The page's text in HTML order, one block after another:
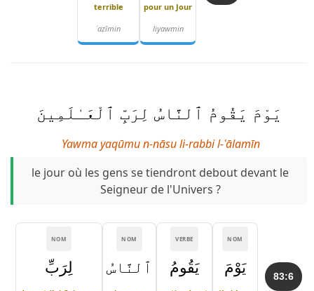
pour un Jour
liyawmin
terrible
ʿaẓīmin
يَوْمَ يَقُومُ ٱلنَّاسُ لِرَبِّ ٱلْعَـٰلَمِينَ
Yawma yaqūmu n-nāsu li-rabbi l-ʿālamīn
le jour où les gens se tiendront debout devant le
Seigneur de l'Univers ?
83:6
NOM
يَوْمَ
VERBE
يَقُومُ
NOM
ٱلنَّاسُ
NOM
لِرَبِّ